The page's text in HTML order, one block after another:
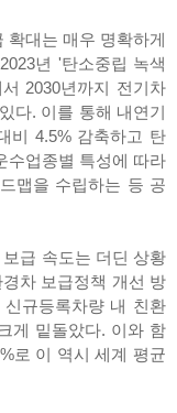
확대는 매우 명확하게
년 '탄소중립 녹색
2030년까지 전기차
다. 이를 통해 내연기
비 4.5% 감축하고 탄
수업종별 특성에 따라
맵을 수립하는 등 공
급 속도는 더딘 상황
차 보급정책 개선 방
규등록차량 내 친환
게 밑돌았다. 이와 함
로 이 역시 세계 평균